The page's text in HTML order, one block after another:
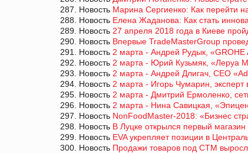
287. Новость Марина Сергиенко: Как перейти
288. Новость Елена Жаданова: Как стать
289. Новость 27 апреля 2018 года в Киеве
290. Новость Впервые TradeMasterGroup
291. Новость 2 марта - Андрей Рудык,
292. Новость 2 марта - Юрий Кузьмяк, «Леруа
293. Новость 2 марта - Андрей Длигач, CEO
294. Новость 2 марта - Игорь Чумарин, эксперт
295. Новость 2 марта - Дмитрий Ермоленко,
296. Новость 2 марта - Нина Савицкая,
297. Новость NonFoodMaster-2018: «Бизнес
298. Новость В Луцке открылся первый
299. Новость EVA укрепляет позиции в
300. Новость Продажи товаров под СТМ